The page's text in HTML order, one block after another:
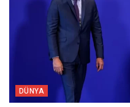
DÜNYA